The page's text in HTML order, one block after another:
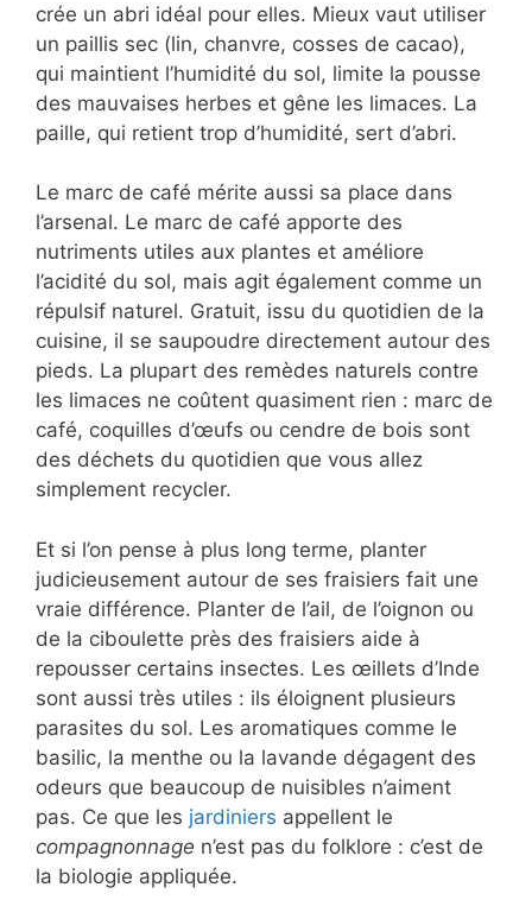
crée un abri idéal pour elles. Mieux vaut utiliser
un paillis sec (lin, chanvre, cosses de cacao),
qui maintient l’humidité du sol, limite la pousse
des mauvaises herbes et gêne les limaces. La
paille, qui retient trop d’humidité, sert d’abri.
Le marc de café mérite aussi sa place dans
l’arsenal. Le marc de café apporte des
nutriments utiles aux plantes et améliore
l’acidité du sol, mais agit également comme un
répulsif naturel. Gratuit, issu du quotidien de la
cuisine, il se saupoudre directement autour des
pieds. La plupart des remèdes naturels contre
les limaces ne coûtent quasiment rien : marc de
café, coquilles d’œufs ou cendre de bois sont
des déchets du quotidien que vous allez
simplement recycler.
Et si l’on pense à plus long terme, planter
judicieusement autour de ses fraisiers fait une
vraie différence. Planter de l’ail, de l’oignon ou
de la ciboulette près des fraisiers aide à
repousser certains insectes. Les œillets d’Inde
sont aussi très utiles : ils éloignent plusieurs
parasites du sol. Les aromatiques comme le
basilic, la menthe ou la lavande dégagent des
odeurs que beaucoup de nuisibles n’aiment
pas. Ce que les jardiniers appellent le
compagnonnage n’est pas du folklore : c’est de
la biologie appliquée.